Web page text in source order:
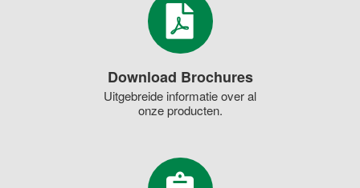
Download Brochures
Uitgebreide informatie over al
onze producten.